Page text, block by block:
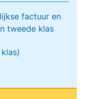
factuur en
tweede klas